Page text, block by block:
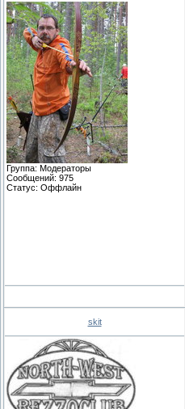
Группа: Модераторы
Сообщений: 975
Статус: Оффлайн
skit